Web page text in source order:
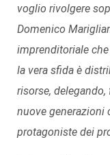
voglio rivolgere
Domenico
imprenditoriale
la vera sfida è
risorse,
nuove generazioni
protagoniste dei